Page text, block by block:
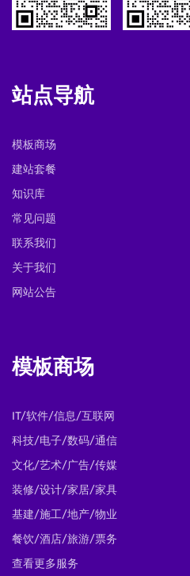
站点导航
模板商场
建站套餐
知识库
常见问题
联系我们
关于我们
网站公告
模板商场
IT/软件/信息/互联网
科技/电子/数码/通信
文化/艺术/广告/传媒
装修/设计/家居/家具
基建/施工/地产/物业
餐饮/酒店/旅游/票务
查看更多服务